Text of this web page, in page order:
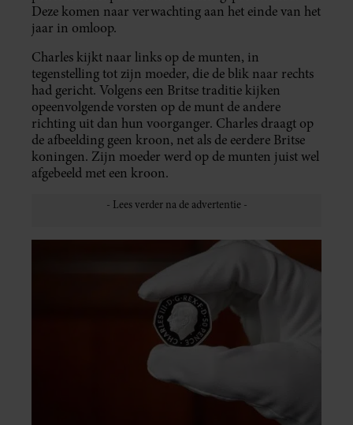
Deze komen naar verwachting aan het einde van het
jaar in omloop.
Charles kijkt naar links op de munten, in
tegenstelling tot zijn moeder, die de blik naar rechts
had gericht. Volgens een Britse traditie kijken
opeenvolgende vorsten op de munt de andere
richting uit dan hun voorganger. Charles draagt op
de afbeelding geen kroon, net als de eerdere Britse
koningen. Zijn moeder werd op de munten juist wel
afgebeeld met een kroon.